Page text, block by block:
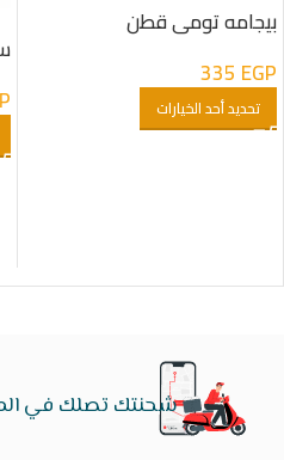
بيجامه تومى قطن
335 EGP
تحديد أحد الخيارات
شحنتك تصلك في